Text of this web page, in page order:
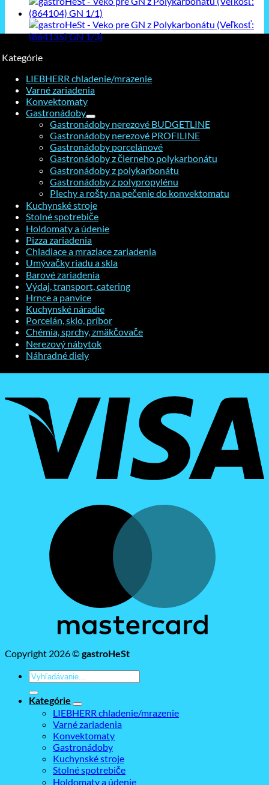
Kategórie
LIEBHERR chladenie/mrazenie
Varné zariadenia
Konvektomaty
Gastronádoby
Gastronádoby nerezové BUDGETLINE
Gastronádoby nerezové PROFILINE
Gastronádoby porcelánové
Gastronádoby z čierneho polykarbonátu
Gastronádoby z polykarbonátu
Gastronádoby z polypropylénu
Plechy a rošty na pečenie do konvektomatu
Kuchynské stroje
Stolné spotrebiče
Holdomaty a údenie
Pizza zariadenia
Chladiace a mraziace zariadenia
Umývačky riadu a skla
Barové zariadenia
Výdaj, transport, catering
Hrnce a panvice
Kuchynské náradie
Porcelán, sklo, príbor
Chémia, sprchy, zmäkčovače
Nerezový nábytok
Náhradné diely
Copyright 2026 ©gastroHeSt
Hľadať:
Kategórie
LIEBHERR chladenie/mrazenie
Varné zariadenia
Konvektomaty
Gastronádoby
Kuchynské stroje
Stolné spotrebiče
Holdomaty a údenie